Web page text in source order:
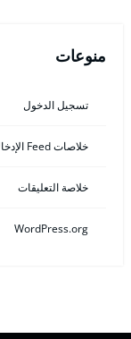
منوعات
تسجيل الدخول
خلاصات Feed الإدخالات
خلاصة التعليقات
WordPress.org